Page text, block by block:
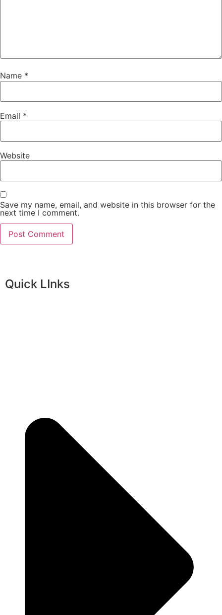
Name *
Email *
Website
Save my name, email, and website in this browser for the
next time I comment.
Quick LInks